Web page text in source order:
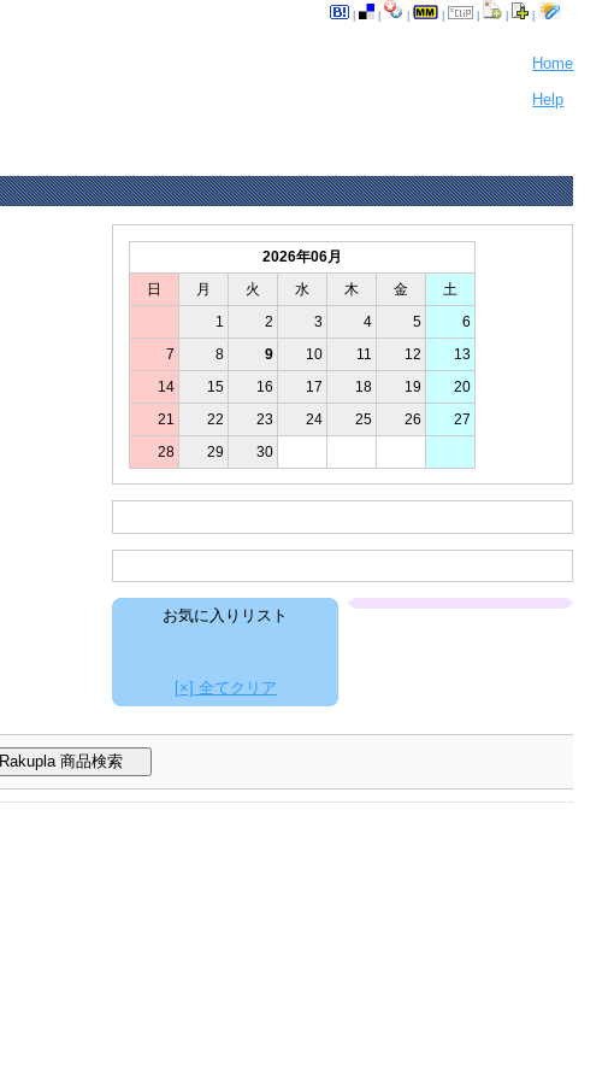
| | | |
Home
Help
2026年06月
日 月 火 水 木 金 土
1 2 3 4 5 6
7 8 9 10 11 12 13
14 15 16 17 18 19 20
21 22 23 24 25 26 27
28 29 30
お気に入りリスト
[×] 全てクリア